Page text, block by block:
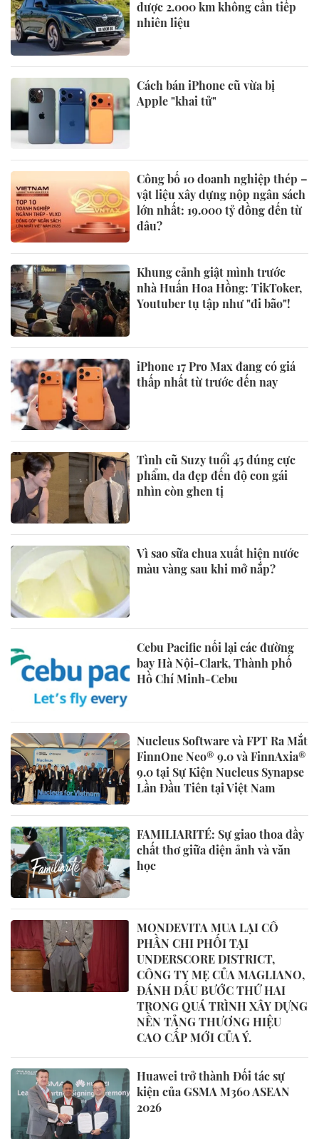
được 2.000 km không cần tiếp
nhiên liệu
Cách bán iPhone cũ vừa bị
Apple "khai tử"
Công bố 10 doanh nghiệp thép –
vật liệu xây dựng nộp ngân sách
lớn nhất: 19.000 tỷ đồng đến từ
đâu?
Khung cảnh giật mình trước
nhà Huấn Hoa Hồng: TikToker,
Youtuber tụ tập như "đi bão"!
iPhone 17 Pro Max đang có giá
thấp nhất từ trước đến nay
Tình cũ Suzy tuổi 45 đúng cực
phẩm, da đẹp đến độ con gái
nhìn còn ghen tị
Vì sao sữa chua xuất hiện nước
màu vàng sau khi mở nắp?
Cebu Pacific nối lại các đường
bay Hà Nội-Clark, Thành phố
Hồ Chí Minh-Cebu
Nucleus Software và FPT Ra Mắt
FinnOne Neo® 9.0 và FinnAxia®
9.0 tại Sự Kiện Nucleus Synapse
Lần Đầu Tiên tại Việt Nam
FAMILIARITÉ: Sự giao thoa đầy
chất thơ giữa điện ảnh và văn
học
MONDEVITA MUA LẠI CỔ
PHẦN CHI PHỐI TẠI
UNDERSCORE DISTRICT,
CÔNG TY MẸ CỦA MAGLIANO,
ĐÁNH DẤU BƯỚC THỨ HAI
TRONG QUÁ TRÌNH XÂY DỰNG
NỀN TẢNG THƯƠNG HIỆU
CAO CẤP MỚI CỦA Ý.
Huawei trở thành Đối tác sự
kiện của GSMA M360 ASEAN
2026